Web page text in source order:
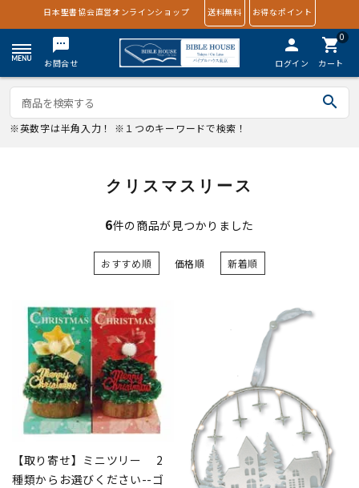
日本聖書協会直営オンラインショップ 送料無料 お得なポイント
textsms
お問合せ
person
ログイン
0
shopping_cart
カート
search
※英数字は半角入力！ ※１つのキーワードで検索！
クリスマスリース
6件の商品が見つかりました
おすすめ順 価格順 新着順
【取り寄せ】ミニツリー 2
種類からお選びください--ゴ